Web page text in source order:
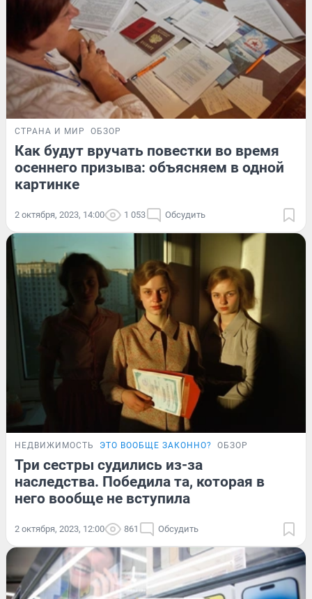
СТРАНА И МИР ОБЗОР
Как будут вручать повестки во время
осеннего призыва: объясняем в одной
картинке
2 октября, 2023, 14:00 1 053 Обсудить
НЕДВИЖИМОСТЬ ЭТО ВООБЩЕ ЗАКОННО? ОБЗОР
Три сестры судились из-за
наследства. Победила та, которая в
него вообще не вступила
2 октября, 2023, 12:00 861 Обсудить